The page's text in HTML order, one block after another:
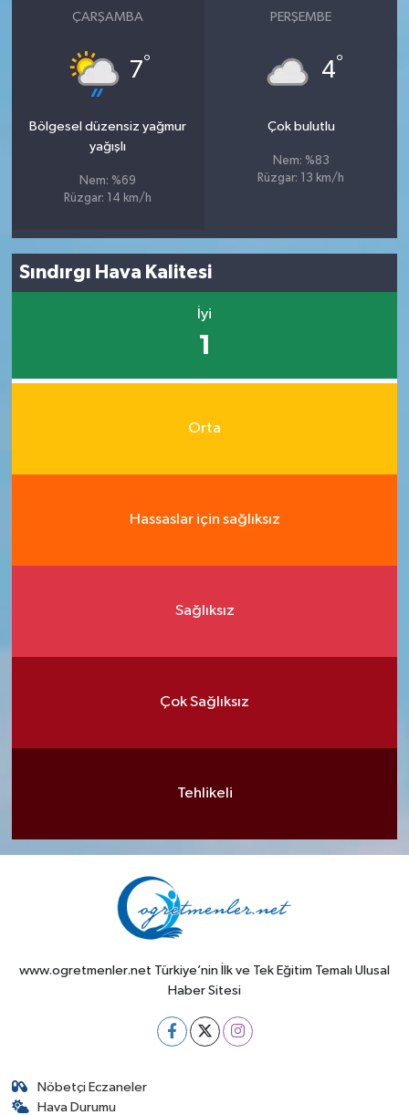
ÇARŞAMBA
7°
Bölgesel düzensiz yağmur
yağışlı
Nem: %69
Rüzgar: 14 km/h
PERŞEMBE
4°
Çok bulutlu
Nem: %83
Rüzgar: 13 km/h
Sındırgı Hava Kalitesi
İyi
1
Orta
Hassaslar için sağlıksız
Sağlıksız
Çok Sağlıksız
Tehlikeli
www.ogretmenler.net Türkiye’nin İlk ve Tek Eğitim Temalı Ulusal
Haber Sitesi
Nöbetçi Eczaneler
Hava Durumu